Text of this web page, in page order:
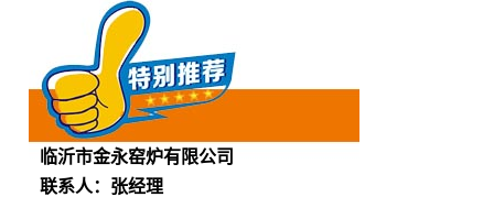
临沂市金永窑炉有限公司
联系人：张经理